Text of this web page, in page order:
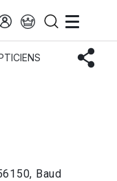
2000
Baud